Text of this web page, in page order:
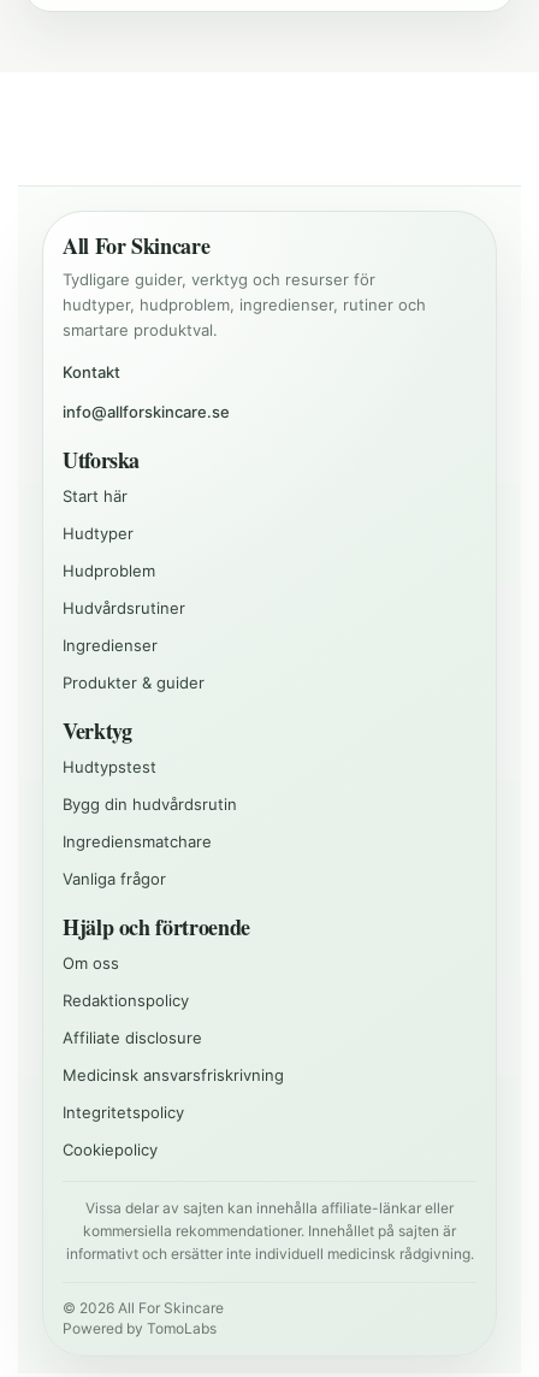
All For Skincare
Tydligare guider, verktyg och resurser för
hudtyper, hudproblem, ingredienser, rutiner och
smartare produktval.
Kontakt
info@allforskincare.se
Utforska
Start här
Hudtyper
Hudproblem
Hudvårdsrutiner
Ingredienser
Produkter & guider
Verktyg
Hudtypstest
Bygg din hudvårdsrutin
Ingrediensmatchare
Vanliga frågor
Hjälp och förtroende
Om oss
Redaktionspolicy
Affiliate disclosure
Medicinsk ansvarsfriskrivning
Integritetspolicy
Cookiepolicy
Vissa delar av sajten kan innehålla affiliate-länkar eller
kommersiella rekommendationer. Innehållet på sajten är
informativt och ersätter inte individuell medicinsk rådgivning.
© 2026 All For Skincare
Powered by TomoLabs